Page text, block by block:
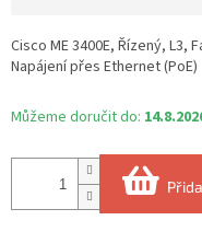
cena:
Můžeme doručit do:
Cisco ME 3400E, Řízený, L3,
Napájení přes Ethernet (PoE)